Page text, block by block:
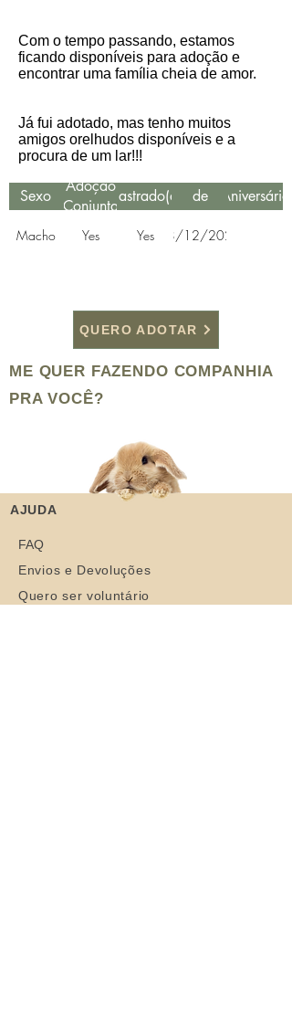
Com o tempo passando, estamos
ficando disponíveis para adoção e
encontrar uma família cheia de amor.
Já fui adotado, mas tenho muitos
amigos orelhudos disponíveis e a
procura de um lar!!!
Sexo
Adoção
Conjunta
Castrado(a)
de
Resgate
Aniversário
Macho Yes Yes 28/12/2020
QUERO ADOTAR
ME QUER FAZENDO COMPANHIA
PRA VOCÊ?
AJUDA
FAQ
Envios e Devoluções
Quero ser voluntário